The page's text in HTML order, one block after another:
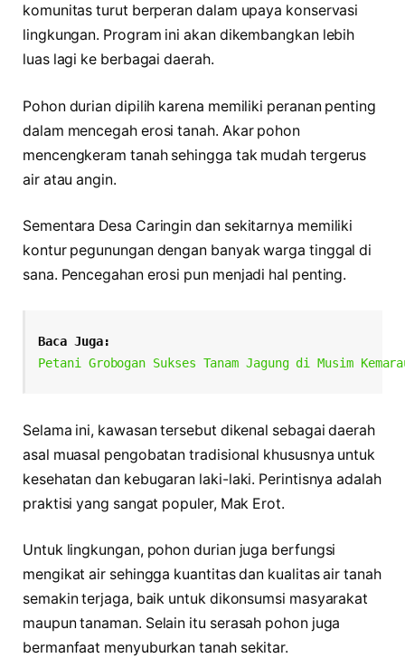
komunitas turut berperan dalam upaya konservasi
lingkungan. Program ini akan dikembangkan lebih
luas lagi ke berbagai daerah.
Pohon durian dipilih karena memiliki peranan penting
dalam mencegah erosi tanah. Akar pohon
mencengkeram tanah sehingga tak mudah tergerus
air atau angin.
Sementara Desa Caringin dan sekitarnya memiliki
kontur pegunungan dengan banyak warga tinggal di
sana. Pencegahan erosi pun menjadi hal penting.
Baca Juga:
Petani Grobogan Sukses Tanam Jagung di Musim
Selama ini, kawasan tersebut dikenal sebagai daerah
asal muasal pengobatan tradisional khususnya untuk
kesehatan dan kebugaran laki-laki. Perintisnya adalah
praktisi yang sangat populer, Mak Erot.
Untuk lingkungan, pohon durian juga berfungsi
mengikat air sehingga kuantitas dan kualitas air tanah
semakin terjaga, baik untuk dikonsumsi masyarakat
maupun tanaman. Selain itu serasah pohon juga
bermanfaat menyuburkan tanah sekitar.